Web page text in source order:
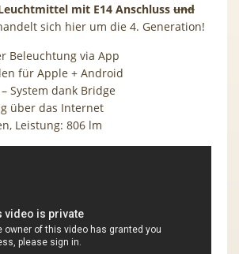
mit E14 Anschluss und
sich hier um die 4. Generation!
Beleuchtung via App
für Apple + Android
System dank Bridge
über das Internet
Leistung: 806 lm